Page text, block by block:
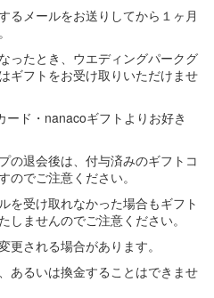
るメールをお送りしてから１ヶ月
ったとき、ウエディングパークグ
ギフトをお受け取りいただけませ
ド・nanacoギフトよりお好き
の退会後は、付与済みのギフトコ
のでご注意ください。
を受け取れなかった場合もギフト
しませんのでご注意ください。
更される場合があります。
あるいは換金することはできませ